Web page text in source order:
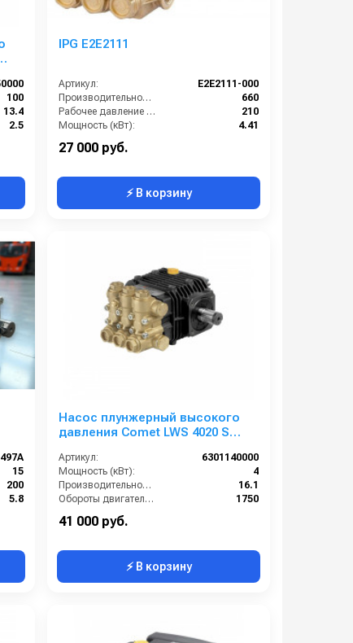
100
13.4
2.5
IPG E2E2111
Артикул:
E2E2111-000
Производительность (л/ч):
660
Рабочее давление (бар):
210
Мощность (кВт):
4.41
27 000 руб.
⚡ В корзину
15
200
5.8
Насос плунжерный высокого
давления Comet LWS 4020 S
мм
Артикул:
6301140000
Мощность (кВт):
4
Производительность (л/мин):
16.1
Обороты двигателя (об/мин):
1750
41 000 руб.
⚡ В корзину